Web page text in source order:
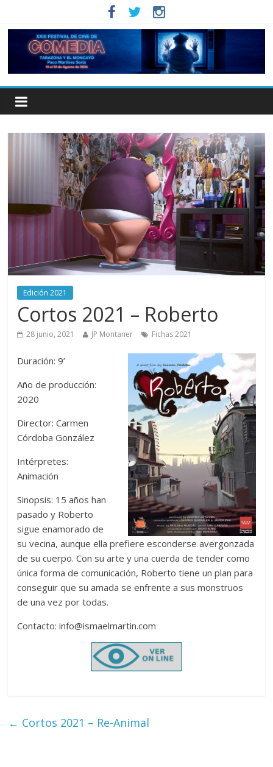
Edición 2021
Cortos 2021 – Roberto
28 junio, 2021 JP Montaner Fichas 2021
Duración: 9’
Año de producción:
2020
Director: Carmen
Córdoba González
Intérpretes:
Animación
Sinopsis: 15 años han
pasado y Roberto
sigue enamorado de
su vecina, aunque ella prefiere esconderse avergonzada
de su cuerpo. Con su arte y una cuerda de tender como
única forma de comunicación, Roberto tiene un plan para
conseguir que su amada se enfrente a sus monstruos
de una vez por todas.
Contacto: info@ismaelmartin.com
← Cortos 2021 – Re-Animal